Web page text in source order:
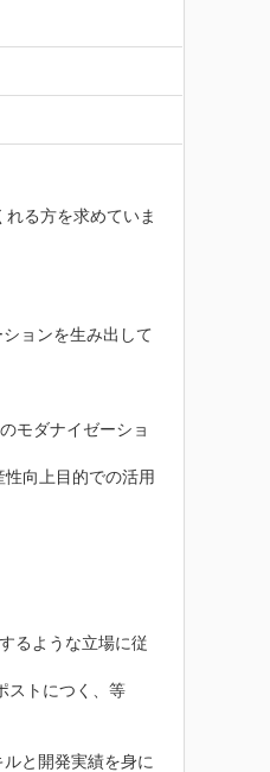
る方を求めていま
ョンを生み出して
モダナイゼーショ
向上目的での活用
るような立場に従
ストにつく、等
と開発実績を身に